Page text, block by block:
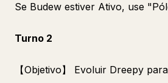
Se Budew estiver Ativo, use
Turno 2
【Objetivo】 Evoluir Dreepy